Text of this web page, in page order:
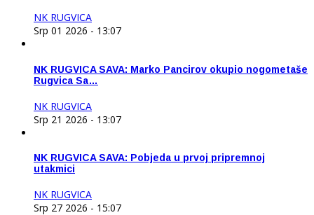
NK RUGVICA
Srp 01 2026 - 13:07
NK RUGVICA SAVA: Marko Pancirov okupio nogometaše
Rugvica Sa…
NK RUGVICA
Srp 21 2026 - 13:07
NK RUGVICA SAVA: Pobjeda u prvoj pripremnoj
utakmici
NK RUGVICA
Srp 27 2026 - 15:07